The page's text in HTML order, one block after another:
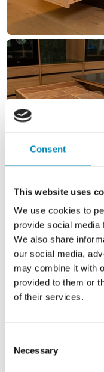
Consent
This website uses
We use cookies to
provide social media
We also share
our social media,
may combine it with
provided to them or
of their services.
Selection
Necessary